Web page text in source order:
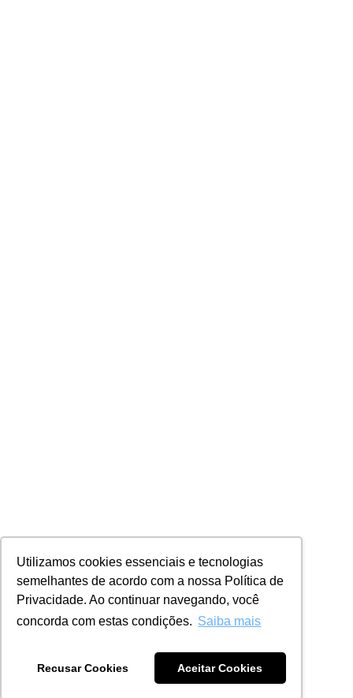
Utilizamos cookies essenciais e tecnologias
semelhantes de acordo com a nossa Política de
Privacidade. Ao continuar navegando, você
concorda com estas condições. Saiba mais
Recusar Cookies Aceitar Cookies